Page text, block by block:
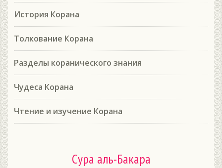
История Корана
Толкование Корана
Разделы коранического знания
Чудеса Корана
Чтение и изучение Корана
Сура аль-Бакара